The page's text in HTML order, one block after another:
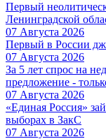
Первый
Ленинградской
07 Августа 2026
Первый в России
07 Августа 2026
За 5 лет спрос на
предложение -
07 Августа 2026
«Единая Россия»
выборах в ЗакС
07 Августа 2026